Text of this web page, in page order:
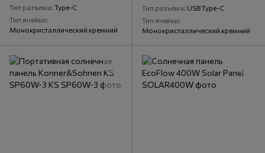
Тип разъема Type-C
Тип ячейки
Монокристаллический кремний
Тип разъема USB Type-C
Тип ячейки
Монокристаллический кремний